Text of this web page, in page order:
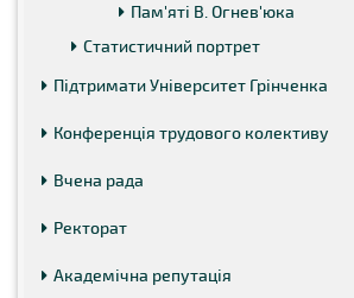
Пам'яті В. Огнев'юка
Статистичний портрет
Підтримати Університет Грінченка
Конференція трудового колективу
Вчена рада
Ректорат
Академічна репутація